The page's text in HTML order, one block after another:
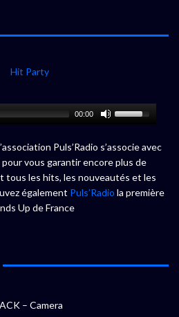
00:00
Puls’Radio s’associe avec
vous garantir encore plus de
tous les hits, les nouveautés et les
également Puls’Radio la première
Up de France
– Camera